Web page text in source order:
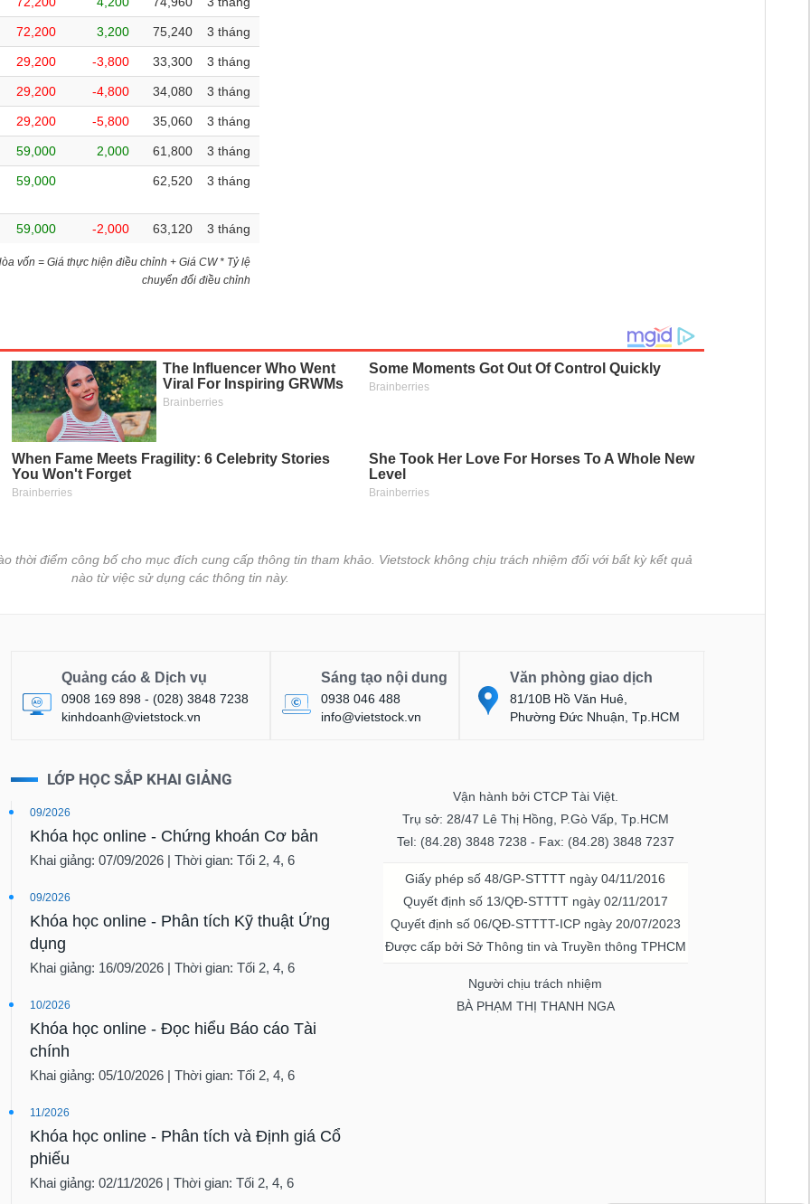
72,200 3,200 75,240 3 tháng
29,200 -3,800 33,300 3 tháng
29,200 -4,800 34,080 3 tháng
29,200 -5,800 35,060 3 tháng
59,000 2,000 61,800 3 tháng
59,000 62,520 3 tháng
59,000 -2,000 63,120 3 tháng
vốn = Giá thực hiện điều chỉnh + Giá CW * Tỷ lệ
chuyển đổi điều chỉnh
thời điểm công bố cho mục đích cung cấp thông tin tham khảo. Vietstock không chịu trách nhiệm đối với bất kỳ kết quả
nào từ việc sử dụng các thông tin này.
Quảng cáo & Dịch vụ
0908 169 898 - (028) 3848 7238
kinhdoanh@vietstock.vn
Sáng tạo nội dung
0938 046 488
info@vietstock.vn
Văn phòng giao dịch
81/10B Hồ Văn Huê,
Phường Đức Nhuận, Tp.HCM
LỚP HỌC SẮP KHAI GIẢNG
09/2026
Khóa học online - Chứng khoán Cơ bản
Khai giảng: 07/09/2026 | Thời gian: Tối 2, 4, 6
09/2026
Khóa học online - Phân tích Kỹ thuật Ứng
dụng
Khai giảng: 16/09/2026 | Thời gian: Tối 2, 4, 6
10/2026
Khóa học online - Đọc hiểu Báo cáo Tài
chính
Khai giảng: 05/10/2026 | Thời gian: Tối 2, 4, 6
11/2026
Khóa học online - Phân tích và Định giá Cổ
phiếu
Khai giảng: 02/11/2026 | Thời gian: Tối 2, 4, 6
Vận hành bởi CTCP Tài Việt.
Trụ sở: 28/47 Lê Thị Hồng, P.Gò Vấp, Tp.HCM
Tel: (84.28) 3848 7238 - Fax: (84.28) 3848 7237
Giấy phép số 48/GP-STTTT ngày 04/11/2016
Quyết định số 13/QĐ-STTTT ngày 02/11/2017
Quyết định số 06/QĐ-STTTT-ICP ngày 20/07/2023
Được cấp bởi Sở Thông tin và Truyền thông TPHCM
Người chịu trách nhiệm
BÀ PHẠM THỊ THANH NGA